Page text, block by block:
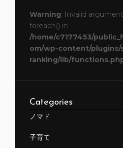
Warning: Invalid
foreach() in
/home/c7177453/
om/wp-content/plugins/
ranking/lib/
Categories
ノマド
子育て